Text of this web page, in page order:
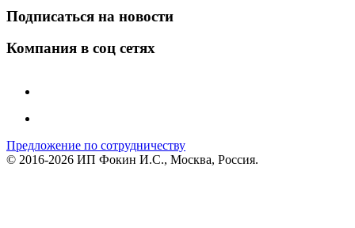
Подписаться на новости
Компания в соц сетях
Предложение по сотрудничеству
© 2016-2026 ИП Фокин И.С., Москва, Россия.